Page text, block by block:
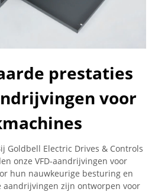
prestaties
voor
Goldbell Electric Drives & Controls
onze VFD-aandrijvingen voor
hun nauwkeurige besturing en
aandrijvingen zijn ontworpen voor